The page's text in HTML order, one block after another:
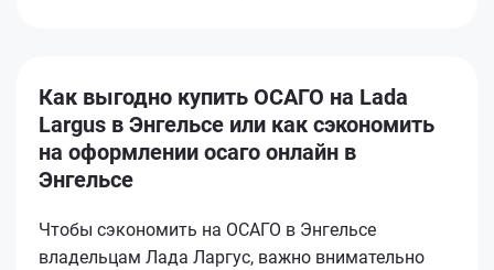
Как выгодно купить ОСАГО на Lada
Largus в Энгельсе или как сэкономить
на оформлении осаго онлайн в
Энгельсе
Чтобы сэкономить на ОСАГО в Энгельсе
владельцам Лада Ларгус, важно внимательно